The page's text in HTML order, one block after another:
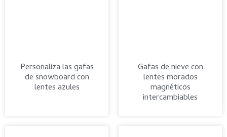
Personaliza las gafas
de snowboard con
lentes azules
Gafas de nieve con
lentes morados
magnéticos
intercambiables